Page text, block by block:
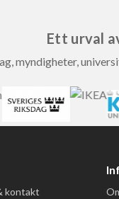
Ett urval
myndigheter,
kontakt